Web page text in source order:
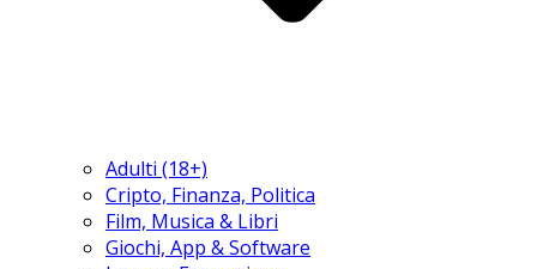
Adulti (18+)
Cripto, Finanza, Politica
Film, Musica & Libri
Giochi, App & Software